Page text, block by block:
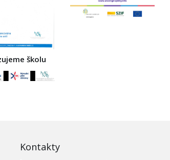
školu
Kontakty